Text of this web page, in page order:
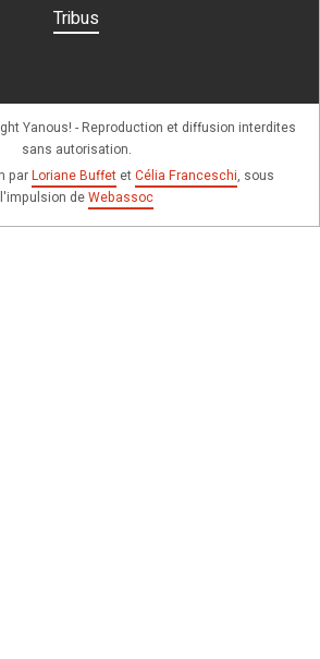
Tribus
Yanous! - Reproduction et diffusion interdites
sans autorisation.
parLoriane Buffetet Célia Franceschi, sous
l'impulsion deWebassoc